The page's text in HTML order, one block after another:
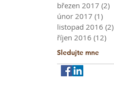
březen 2017 (2)
únor 2017 (1)
listopad 2016 (2)
říjen 2016 (12)
Sledujte mne